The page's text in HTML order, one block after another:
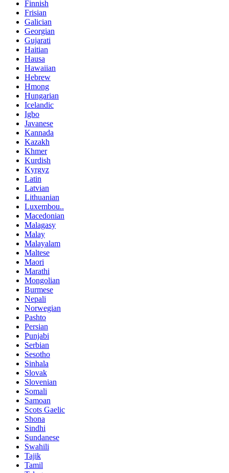
Finnish
Frisian
Galician
Georgian
Gujarati
Haitian
Hausa
Hawaiian
Hebrew
Hmong
Hungarian
Icelandic
Igbo
Javanese
Kannada
Kazakh
Khmer
Kurdish
Kyrgyz
Latin
Latvian
Lithuanian
Luxembou..
Macedonian
Malagasy
Malay
Malayalam
Maltese
Maori
Marathi
Mongolian
Burmese
Nepali
Norwegian
Pashto
Persian
Punjabi
Serbian
Sesotho
Sinhala
Slovak
Slovenian
Somali
Samoan
Scots Gaelic
Shona
Sindhi
Sundanese
Swahili
Tajik
Tamil